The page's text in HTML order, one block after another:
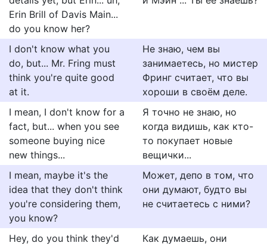
Erin Brill of Davis Main...
do you know her?
I don't know what you
do, but... Mr. Fring must
think you're quite good
at it.
Не знаю, чем вы
занимаетесь, но мистер
Фринг считает, что вы
хороши в своём деле.
I mean, I don't know for a
fact, but... when you see
someone buying nice
new things...
Я точно не знаю, но
когда видишь, как кто-
то покупает новые
вещички...
I mean, maybe it's the
idea that they don't think
you're considering them,
you know?
Может, депо в том, что
они думают, будто вы
не считаетесь с ними?
Hey, do you think they'd
Как думаешь, они